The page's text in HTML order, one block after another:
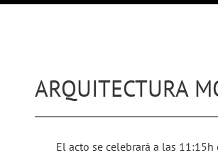
ARQUITECTURA
El acto se celebrará a las